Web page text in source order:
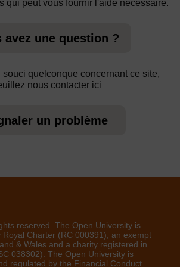
qui peut vous fournir l'aide nécessaire.
avez une question ?
souci quelconque concernant ce site,
nous contacter ici
un problème
reserved. The Open University is
Royal Charter (RC 000391), an exempt
& Wales and a charity registered in
038302). The Open University is
regulated by the Financial Conduct